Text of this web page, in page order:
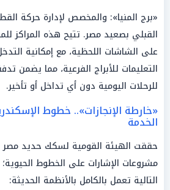
«برج المنيا»: والمخصص لإدارة حركة
القبلي بصعيد مصر. تتيح هذه المراكز
على الشاشات اللحظية، مع إمكانية
التعليمات للأبراج الفرعية، مما يضمن
للرحلات اليومية دون أي تداخل أو تأخير.
«خارطة الإنجازات».. خطوط
الخدمة
حققت الهيئة القومية لسكك حديد مصر
مشروعات الإشارات على الخطوط
التالية تعمل بالكامل بالأنظمة الحديثة: